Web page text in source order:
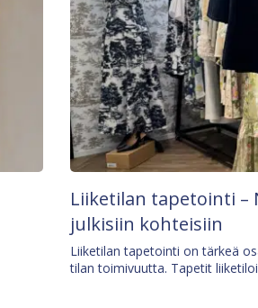
Liiketilan tapetointi –
julkisiin kohteisiin
Liiketilan tapetointi on tärkeä
tilan toimivuutta. Tapetit